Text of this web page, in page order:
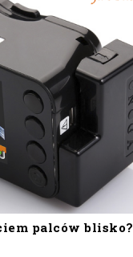
palców blisko?